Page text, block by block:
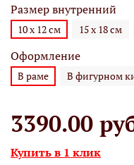
Размер внутренний
10 х 12 см 15 х 18 см
Оформление
В раме В фигурном
3390.00
Купить в 1 клик